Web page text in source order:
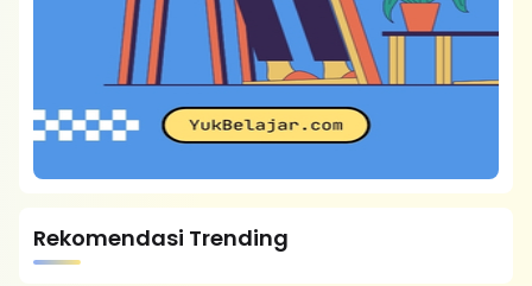
Rekomendasi Trending